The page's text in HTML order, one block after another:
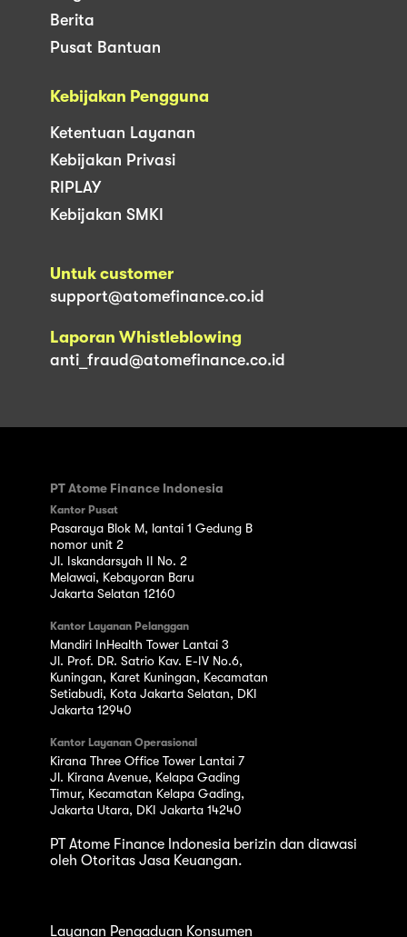
Berita
Pusat Bantuan
Kebijakan Pengguna
Ketentuan Layanan
Kebijakan Privasi
RIPLAY
Kebijakan SMKI
Untuk customer
support@atomefinance.co.id
Laporan Whistleblowing
anti_fraud@atomefinance.co.id
PT Atome Finance Indonesia
Kantor Pusat
Pasaraya Blok M, lantai 1 Gedung B
nomor unit 2
Jl. Iskandarsyah II No. 2
Melawai, Kebayoran Baru
Jakarta Selatan 12160
Kantor Layanan Pelanggan
Mandiri InHealth Tower Lantai 3
Jl. Prof. DR. Satrio Kav. E-IV No.6,
Kuningan, Karet Kuningan, Kecamatan
Setiabudi, Kota Jakarta Selatan, DKI
Jakarta 12940
Kantor Layanan Operasional
Kirana Three Office Tower Lantai 7
Jl. Kirana Avenue, Kelapa Gading
Timur, Kecamatan Kelapa Gading,
Jakarta Utara, DKI Jakarta 14240
PT Atome Finance Indonesia berizin dan diawasi
oleh Otoritas Jasa Keuangan.
Layanan Pengaduan Konsumen